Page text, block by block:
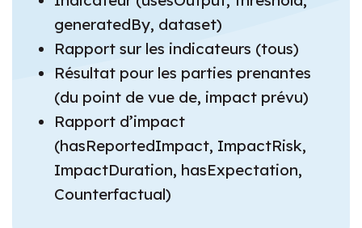
generatedBy, dataset)
Rapport sur les indicateurs (tous)
Résultat pour les parties prenantes
(du point de vue de, impact prévu)
Rapport d’impact
(hasReportedImpact, ImpactRisk,
ImpactDuration, hasExpectation,
Counterfactual)